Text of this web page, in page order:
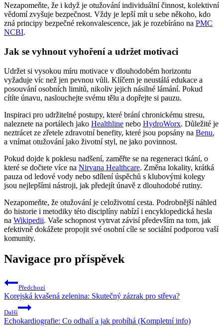
Nezapomeňte, že i když je otužování individuální činnost, kolektivní
vědomí zvyšuje bezpečnost. Vždy je lepší mít u sebe někoho, kdo
zná principy bezpečné rekonvalescence, jak je rozebíráno na PMC
NCBI.
Jak se vyhnout vyhoření a udržet motivaci
Udržet si vysokou míru motivace v dlouhodobém horizontu
vyžaduje víc než jen pevnou vůli. Klíčem je neustálá edukace a
posouvání osobních limitů, nikoliv jejich násilné lámání. Pokud
cítíte únavu, naslouchejte svému tělu a dopřejte si pauzu.
Inspiraci pro udržitelné postupy, které brání chronickému stresu,
naleznete na portálech jako Healthline nebo HydroWorx. Důležité je
neztrácet ze zřetele zdravotní benefity, které jsou popsány na Benu,
a vnímat otužování jako životní styl, ne jako povinnost.
Pokud dojde k poklesu nadšení, zaměřte se na regeneraci tkání, o
které se dočtete více na Nirvana Healthcare. Změna lokality, krátká
pauza od ledové vody nebo sdílení úspěchů s klubovými kolegy
jsou nejlepšími nástroji, jak předejít únavě z dlouhodobé rutiny.
Nezapomeňte, že otužování je celoživotní cesta. Podrobnější náhled
do historie i metodiky této disciplíny nabízí i encyklopedická hesla
na Wikipedii. Vaše schopnost vytrvat závisí především na tom, jak
efektivně dokážete propojit své osobní cíle se sociální podporou vaší
komunity.
Navigace pro příspěvek
Předchozí
Korejská kvašená zelenina: Skutečný zázrak pro střeva?
Další
Echokardiografie: Co odhalí a jak probíhá (Kompletní info)